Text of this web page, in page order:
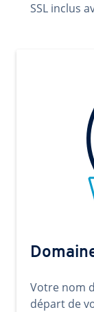
SSL inclus
Votre nom
départ de